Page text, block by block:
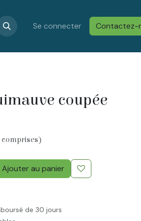
Confidentialité & Cookies
Se connecter Contactez-
coupée
Ajouter au panier
de 30 jours